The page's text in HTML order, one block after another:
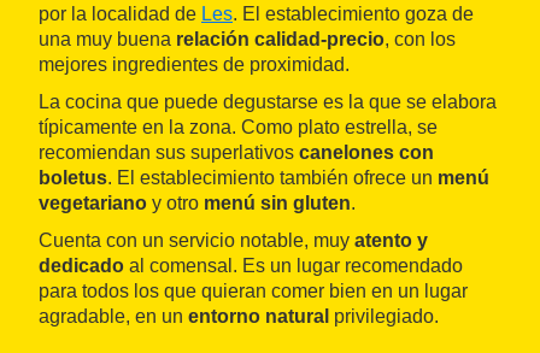
por la localidad de Les. El establecimiento goza de
una muy buena relación calidad-precio, con los
mejores ingredientes de proximidad.
La cocina que puede degustarse es la que se elabora
típicamente en la zona. Como plato estrella, se
recomiendan sus superlativos canelones con
boletus. El establecimiento también ofrece un menú
vegetariano y otro menú sin gluten.
Cuenta con un servicio notable, muy atento y
dedicado al comensal. Es un lugar recomendado
para todos los que quieran comer bien en un lugar
agradable, en un entorno natural privilegiado.